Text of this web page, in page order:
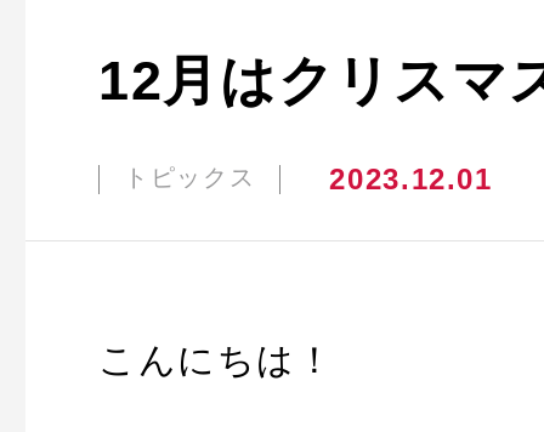
12月はクリスマ
トピックス 2023.12.01
こんにちは！